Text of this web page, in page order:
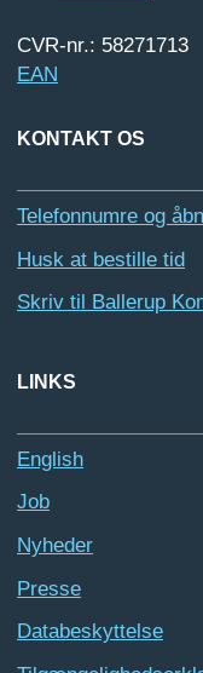
CVR-nr.: 58271713
EAN
KONTAKT OS
Telefonnumre og
Husk at bestille tid
Skriv til Ballerup
LINKS
English
Job
Nyheder
Presse
Databeskyttelse